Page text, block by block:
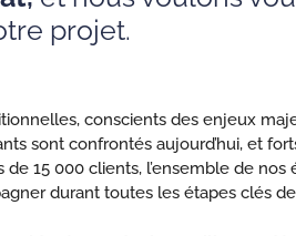
projet.
conscients des enjeux
sont confrontés aujourd’hui, et
15 000 clients, l’ensemble de nos
durant toutes les étapes clés